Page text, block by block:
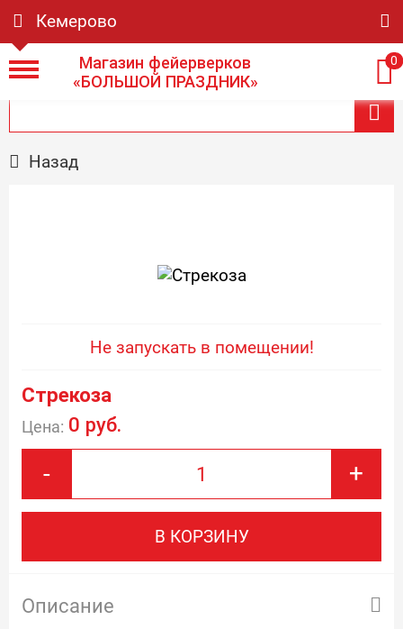
Кемерово
Магазин фейерверков
«БОЛЬШОЙ ПРАЗДНИК»
0
Назад
Не запускать в помещении!
Стрекоза
Цена: 0 руб.
- +
В КОРЗИНУ
Описание